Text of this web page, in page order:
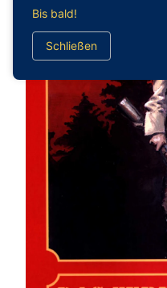
Bis bald!
Schließen